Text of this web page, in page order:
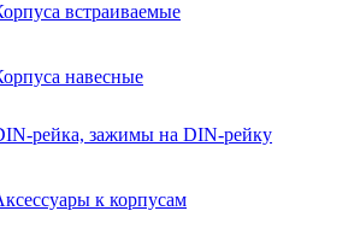
встраиваемые
навесные
рейка, зажимы на DIN-рейку
к корпусам